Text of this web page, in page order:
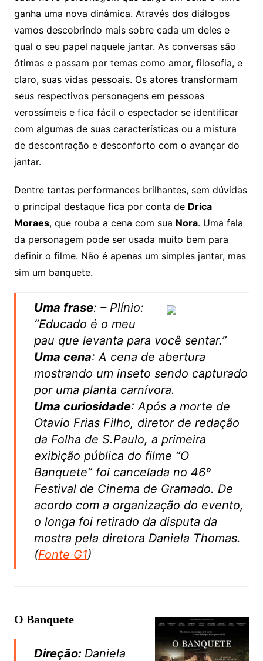
ganha uma nova dinâmica. Através dos diálogos
vamos descobrindo mais sobre cada um deles e
qual o seu papel naquele jantar. As conversas são
ótimas e passam por temas como amor, filosofia, e
claro, suas vidas pessoais. Os atores transformam
seus respectivos personagens em pessoas
verossímeis e fica fácil o espectador se identificar
com algumas de suas características ou a mistura
de descontração e desconforto com o avançar do
jantar.
Dentre tantas performances brilhantes, sem dúvidas
o principal destaque fica por conta de Drica
Moraes, que rouba a cena com sua Nora. Uma fala
da personagem pode ser usada muito bem para
definir o filme. Não é apenas um simples jantar, mas
sim um banquete.
Uma frase: – Plínio:
“Educado é o meu
pau que levanta para você sentar.”
Uma cena: A cena de abertura
mostrando um inseto sendo capturado
por uma planta carnívora.
Uma curiosidade: Após a morte de
Otavio Frias Filho, diretor de redação
da Folha de S.Paulo, a primeira
exibição pública do filme “O
Banquete” foi cancelada no 46º
Festival de Cinema de Gramado. De
acordo com a organização do evento,
o longa foi retirado da disputa da
mostra pela diretora Daniela Thomas.
(Fonte G1)
O Banquete
Direção: Daniela